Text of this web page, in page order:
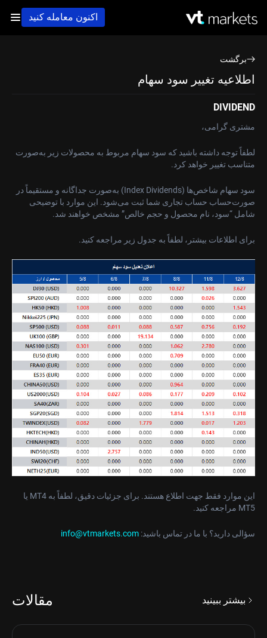
اکنون معامله کنید
برگشت
اطلاعیه تغییر سود سهام
DIVIDEND
مشتری گرامی،
لطفاً توجه داشته باشید که سود سهام مربوط به محصولات زیر به‌صورت
متناسب تغییر خواهد کرد.
سود سهام شاخص‌ها (Index Dividends) به‌صورت جداگانه و مستقیماً در
صورت‌حساب حساب تجاری شما ثبت می‌شود. این موارد با توضیحی
شامل “سود، نام محصول و حجم خالص” مشخص خواهند شد.
برای اطلاعات بیشتر، لطفاً به جدول زیر مراجعه کنید.
این موارد فقط جهت اطلاع هستند. برای جزئیات دقیق، لطفاً به MT4 یا
MT5 مراجعه کنید.
سؤالی دارید؟ با ما در تماس باشید: info@vtmarkets.com
مقالات بیشتر ببینید